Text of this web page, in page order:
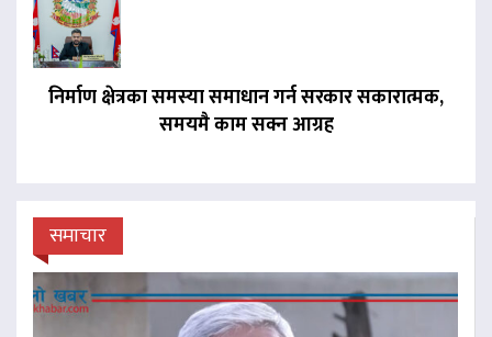
निर्माण क्षेत्रका समस्या समाधान गर्न सरकार सकारात्मक,
समयमै काम सक्न आग्रह
समाचार